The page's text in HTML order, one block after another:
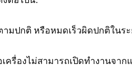
มปกติ หรือหมดเร็วผิดปกติในร
ครื่องไม่สามารถเปิดทำงานจาก